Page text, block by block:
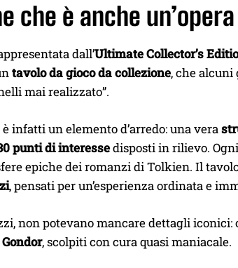
che è anche
dall’Ultimate Collector’s
tavolo da gioco da collezione, che alcuni
mai realizzato”.
infatti un elemento d’arredo: una vera
punti di interessedisposti in rilievo.
epiche dei romanzi di Tolkien. Il
, pensati per un’esperienza ordinata e
non potevano mancare dettagli
, scolpiti con cura quasi maniacale.